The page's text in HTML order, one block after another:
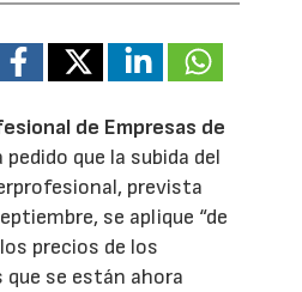
de Empresas de
pedido que la subida del
prevista
se aplique “de
precios de los
se están ahora